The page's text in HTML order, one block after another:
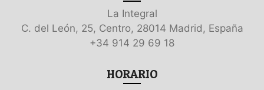
La Integral
C. del León, 25, Centro, 28014 Madrid, España
+34 914 29 69 18
HORARIO